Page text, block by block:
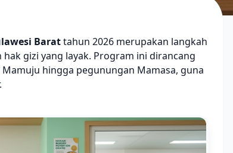
Barattahun 2026 merupakan langkah
gizi yang layak. Program ini dirancang
hingga pegunungan Mamasa, guna